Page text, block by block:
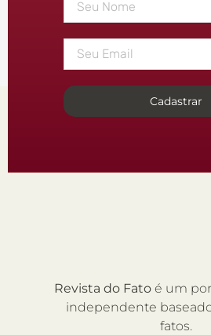
Cadastrar
Revista do Fato é um
independente
fatos.